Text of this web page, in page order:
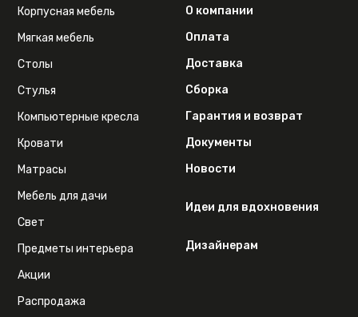
Корпусная мебель
Мягкая мебель
Столы
Стулья
Компьютерные кресла
Кровати
Матрасы
Мебель для дачи
Свет
Предметы интерьера
Акции
Распродажа
О компании
Оплата
Доставка
Сборка
Гарантия и возврат
Документы
Новости
Идеи для вдохновения
Дизайнерам